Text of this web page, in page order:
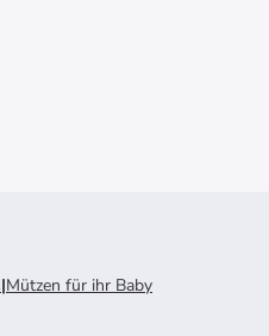
|Mützen für ihr Baby